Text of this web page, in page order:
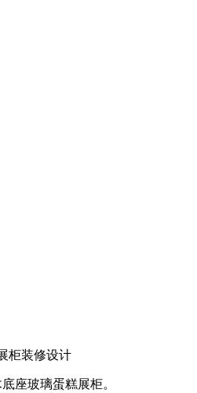
柜装修设计
座玻璃蛋糕展柜。